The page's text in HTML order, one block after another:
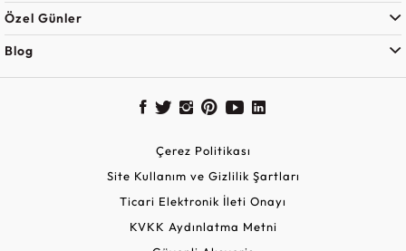
Özel Günler
Blog
Çerez Politikası
Site Kullanım ve Gizlilik Şartları
Ticari Elektronik İleti Onayı
KVKK Aydınlatma Metni